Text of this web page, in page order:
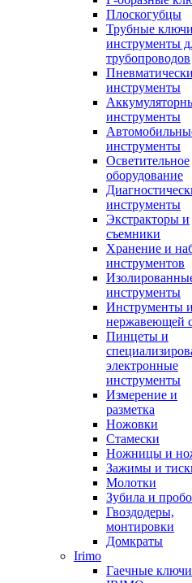
Плоскогубцы
Трубные
инструменты
трубопроводов
инструменты
инструменты
инструменты
Осветительное
оборудование
инструменты
Экстракторы и
съемники
Хранение и
инструментов
инструменты
Инструменты
нержавеющей
Пинцеты и
электронные
инструменты
Измерение и
разметка
Ножовки
Стамески
Ножницы и
Зажимы и
Молотки
Зубила и
Гвоздодеры,
монтировки
Домкраты
Irimo
Гаечные ключи